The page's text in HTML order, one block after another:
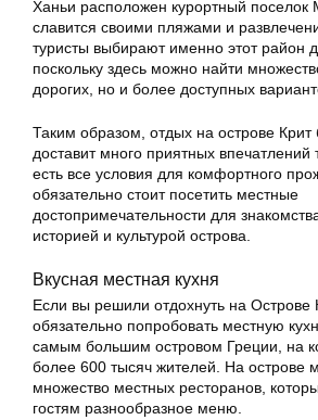
Ханьи расположен курортный поселок
славится своими пляжами и
туристы выбирают именно этот район
поскольку здесь можно найти
дорогих, но и более доступных
Таким образом, отдых на острове Крит
доставит много приятных впечатлений
есть все условия для комфортного
обязательно стоит посетить местные
достопримечательности для
историей и культурой острова.
Вкусная местная кухня
Если вы решили отдохнуть на Острове
обязательно попробовать местную
самым большим островом Греции, на
более 600 тысяч жителей. На острове
множество местных ресторанов,
гостям разнообразное меню.